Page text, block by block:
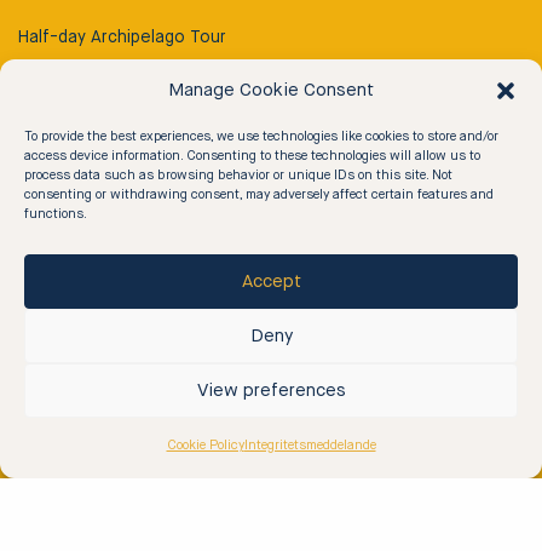
Manage Cookie Consent
To provide the best experiences, we use technologies like cookies to store and/or
access device information. Consenting to these technologies will allow us to
process data such as browsing behavior or unique IDs on this site. Not
consenting or withdrawing consent, may adversely affect certain features and
functions.
Accept
Deny
View preferences
Cookie PolicyIntegritetsmeddelande
Half-day Archipelago Tour
Rib ’n Dine
Rib & Floating Sauna